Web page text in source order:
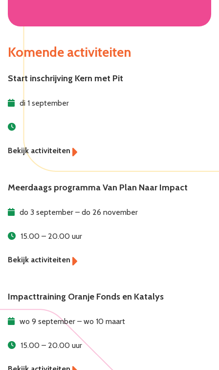
Komende activiteiten
Start inschrijving Kern met Pit
di 1 september
Meerdaags programma Van Plan Naar Impact
do 3 september – do 26 november
15.00 – 20.00 uur
Impacttraining Oranje Fonds en Katalys
wo 9 september – wo 10 maart
15.00 – 20.00 uur